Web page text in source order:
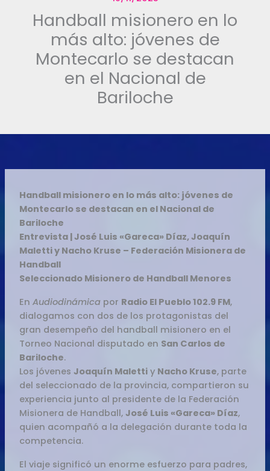
Handball misionero en lo
más alto: jóvenes de
Montecarlo se destacan
en el Nacional de
Bariloche
Handball misionero en lo más alto: jóvenes de
Montecarlo se destacan en el Nacional de
Bariloche
Entrevista | José Luis «Gareca» Díaz, Joaquín
Maletti y Nacho Kruse – Federación Misionera de
Handball
Seleccionado Misionero de Handball Menores
EnAudiodinámica por Radio El Pueblo 102.9 FM,
dialogamos con dos de los protagonistas del
gran desempeño del handball misionero en el
Torneo Nacional disputado en San Carlos de
Bariloche.
Los jóvenesJoaquín Maletti y Nacho Kruse, parte
del seleccionado de la provincia, compartieron su
experiencia junto al presidente de la Federación
Misionera de Handball,José Luis «Gareca» Díaz,
quien acompañó a la delegación durante toda la
competencia.
El viaje significó un enorme esfuerzo para padres,